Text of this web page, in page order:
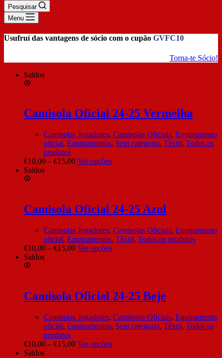
Pesquisar
Menu
Usufruí das vantagens de sócio com o cupão GVFC10
Torna-te Sócio!
Saldos
Camisola Oficial 24-25 Vermelha
Camisolas Jogadores, Camisolas Oficiais, Equipamento
oficial, Equipamentos, Sem categoria, Têxtil, Todos os
produtos
€10,00 – €15,00 Ver opções
Saldos
Camisola Oficial 24-25 Azul
Camisolas Jogadores, Camisolas Oficiais, Equipamento
oficial, Equipamentos, Têxtil, Todos os produtos
€10,00 – €15,00 Ver opções
Saldos
Camisola Oficial 24-25 Beje
Camisolas Jogadores, Camisolas Oficiais, Equipamento
oficial, Equipamentos, Sem categoria, Têxtil, Todos os
produtos
€10,00 – €15,00 Ver opções
Saldos